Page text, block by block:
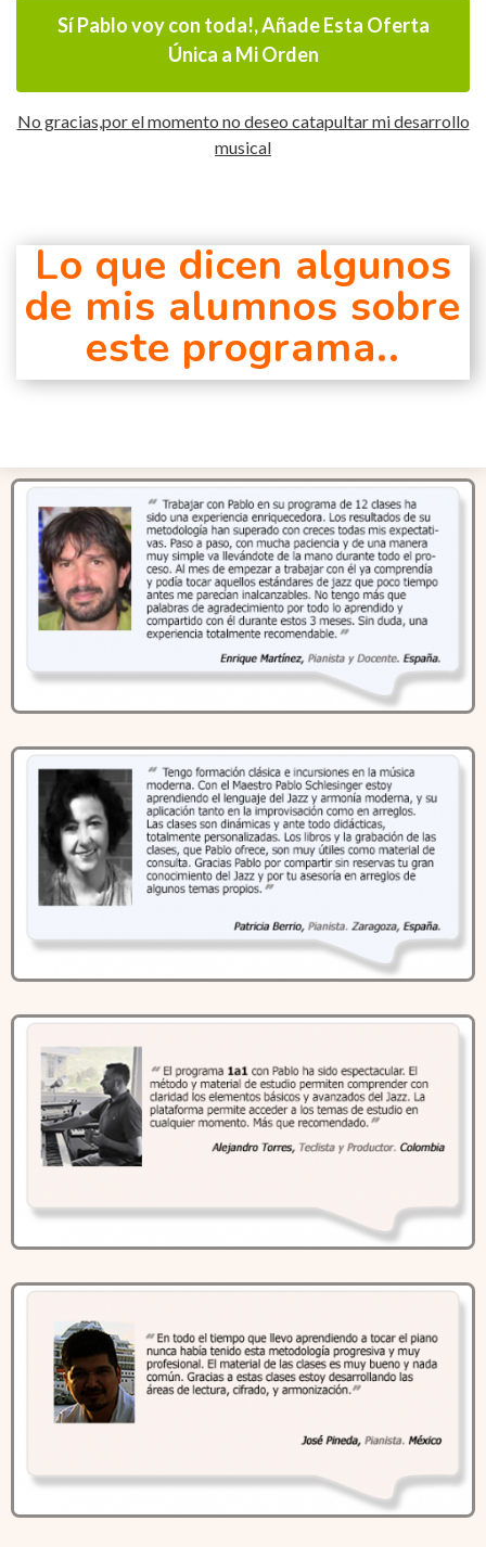
Sí Pablo voy con toda!, Añade Esta Oferta
Única a Mi Orden
No gracias,por el momento no deseo catapultar mi desarrollo
musical
Lo que dicen algunos
de mis alumnos sobre
este programa..